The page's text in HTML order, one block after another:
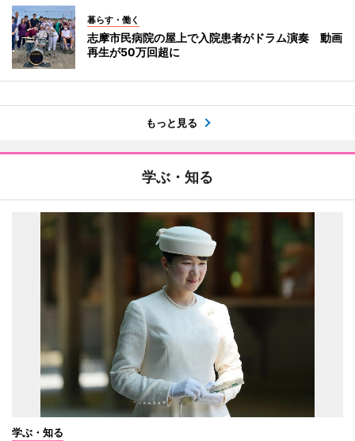
暮らす・働く
志摩市民病院の屋上で入院患者がドラム演奏 動画
再生が50万回超に
もっと見る
学ぶ・知る
学ぶ・知る